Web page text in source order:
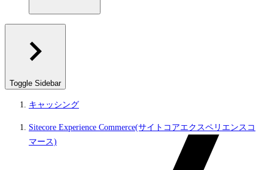
Toggle Sidebar
キャッシング
Sitecore Experience Commerce(サイトコアエクスペリエンスコ
マース)